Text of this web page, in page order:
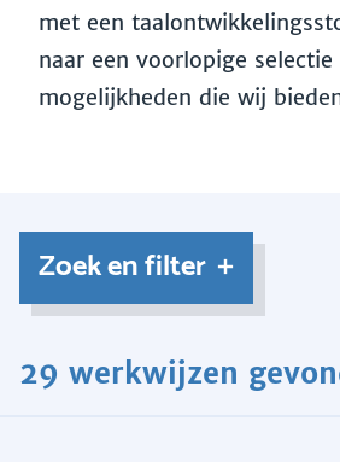
met een
naar een voorlopige selectie
mogelijkheden die wij
Zoek en filter
29 werkwijzen